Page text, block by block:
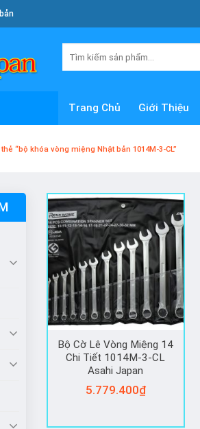
Trang Chủ Giới Thiệu
“bộ khóa vòng miệng Nhật bản 1014M-3-CL”
Bộ Cờ Lê Vòng Miệng 14
Chi Tiết 1014M-3-CL
Asahi Japan
5.779.400₫